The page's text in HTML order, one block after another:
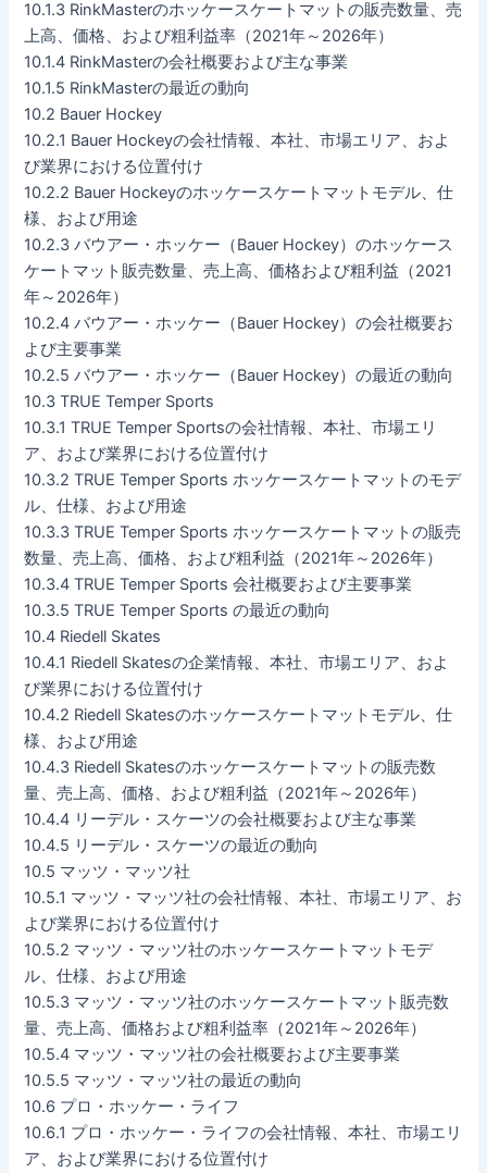
10.1.3 RinkMasterのホッケースケートマットの販売数量、売
上高、価格、および粗利益率（2021年～2026年）
10.1.4 RinkMasterの会社概要および主な事業
10.1.5 RinkMasterの最近の動向
10.2 Bauer Hockey
10.2.1 Bauer Hockeyの会社情報、本社、市場エリア、およ
び業界における位置付け
10.2.2 Bauer Hockeyのホッケースケートマットモデル、仕
様、および用途
10.2.3 バウアー・ホッケー（Bauer Hockey）のホッケース
ケートマット販売数量、売上高、価格および粗利益（2021
年～2026年）
10.2.4 バウアー・ホッケー（Bauer Hockey）の会社概要お
よび主要事業
10.2.5 バウアー・ホッケー（Bauer Hockey）の最近の動向
10.3 TRUE Temper Sports
10.3.1 TRUE Temper Sportsの会社情報、本社、市場エリ
ア、および業界における位置付け
10.3.2 TRUE Temper Sports ホッケースケートマットのモデ
ル、仕様、および用途
10.3.3 TRUE Temper Sports ホッケースケートマットの販売
数量、売上高、価格、および粗利益（2021年～2026年）
10.3.4 TRUE Temper Sports 会社概要および主要事業
10.3.5 TRUE Temper Sports の最近の動向
10.4 Riedell Skates
10.4.1 Riedell Skatesの企業情報、本社、市場エリア、およ
び業界における位置付け
10.4.2 Riedell Skatesのホッケースケートマットモデル、仕
様、および用途
10.4.3 Riedell Skatesのホッケースケートマットの販売数
量、売上高、価格、および粗利益（2021年～2026年）
10.4.4 リーデル・スケーツの会社概要および主な事業
10.4.5 リーデル・スケーツの最近の動向
10.5 マッツ・マッツ社
10.5.1 マッツ・マッツ社の会社情報、本社、市場エリア、お
よび業界における位置付け
10.5.2 マッツ・マッツ社のホッケースケートマットモデ
ル、仕様、および用途
10.5.3 マッツ・マッツ社のホッケースケートマット販売数
量、売上高、価格および粗利益率（2021年～2026年）
10.5.4 マッツ・マッツ社の会社概要および主要事業
10.5.5 マッツ・マッツ社の最近の動向
10.6 プロ・ホッケー・ライフ
10.6.1 プロ・ホッケー・ライフの会社情報、本社、市場エリ
ア、および業界における位置付け